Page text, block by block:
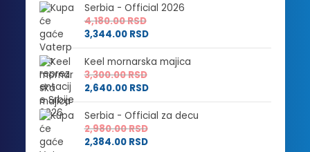
Serbia - Official 2026
4,180.00RSD
3,344.00 RSD
Keel mornarska majica
3,300.00RSD
2,640.00 RSD
Serbia - Official za decu
2,980.00RSD
2,384.00 RSD